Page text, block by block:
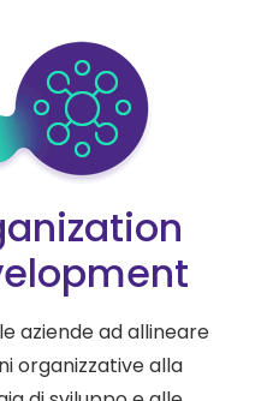
aziende ad allineare
organizzative alla